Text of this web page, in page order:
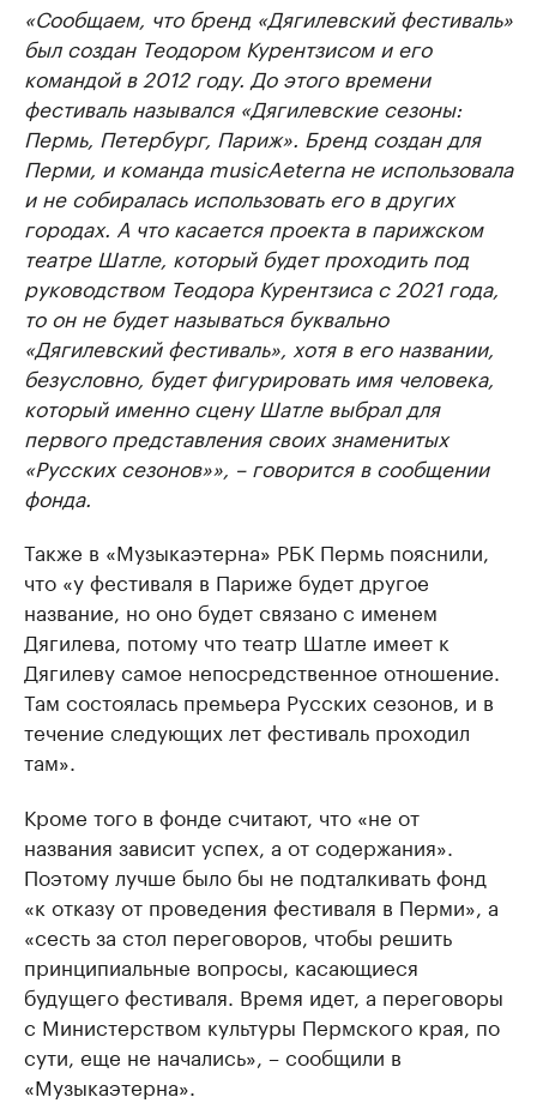
«Сообщаем, что бренд «Дягилевский фестиваль»
был создан Теодором Курентзисом и его
командой в 2012 году. До этого времени
фестиваль назывался «Дягилевские сезоны:
Пермь, Петербург, Париж». Бренд создан для
Перми, и команда musicAeterna не использовала
и не собиралась использовать его в других
городах. А что касается проекта в парижском
театре Шатле, который будет проходить под
руководством Теодора Курентзиса с 2021 года,
то он не будет называться буквально
«Дягилевский фестиваль», хотя в его названии,
безусловно, будет фигурировать имя человека,
который именно сцену Шатле выбрал для
первого представления своих знаменитых
«Русских сезонов»», – говорится в сообщении
фонда.
Также в «Музыкаэтерна» РБК Пермь пояснили,
что «у фестиваля в Париже будет другое
название, но оно будет связано с именем
Дягилева, потому что театр Шатле имеет к
Дягилеву самое непосредственное отношение.
Там состоялась премьера Русских сезонов, и в
течение следующих лет фестиваль проходил
там».
Кроме того в фонде считают, что «не от
названия зависит успех, а от содержания».
Поэтому лучше было бы не подталкивать фонд
«к отказу от проведения фестиваля в Перми», а
«сесть за стол переговоров, чтобы решить
принципиальные вопросы, касающиеся
будущего фестиваля. Время идет, а переговоры
с Министерством культуры Пермского края, по
сути, еще не начались», – сообщили в
«Музыкаэтерна».